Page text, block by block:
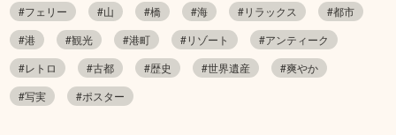
#フェリー
#山 #橋 #海 #リラックス
#都市
#港
#観光 #港町 #リゾート
#アンティーク
#レトロ
#古都 #歴史 #世界遺産
#爽やか
#写実
#ポスター